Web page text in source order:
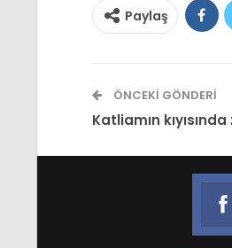
Paylaş
ÖNCEKI GÖNDERI
Katliamın